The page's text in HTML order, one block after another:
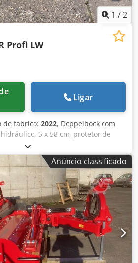
1 /2
Profi LW
Ligar
de fabrico: 2022, Doppelbock com
5 x 58 cm, protetor de
de força / Walterscheid
Hfw Ssfx Ag Ssrf
Anúncio classificado